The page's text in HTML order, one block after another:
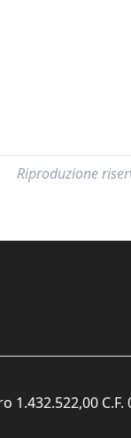
Riproduzione
C.F.